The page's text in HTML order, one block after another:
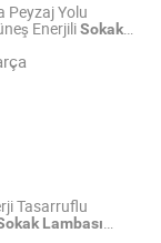
Peyzaj Yolu
EnerjiliSokak
Ltd.
Tasarruflu
Lambası